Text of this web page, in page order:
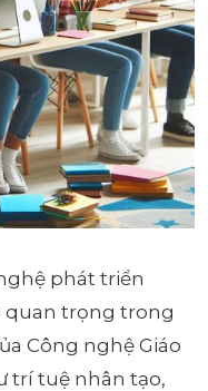
phát triển
quan trọng trong
Công nghệ Giáo
trí tuệ nhân tạo,